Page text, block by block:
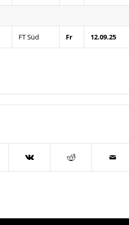
FT Süd Fr 12.09.25